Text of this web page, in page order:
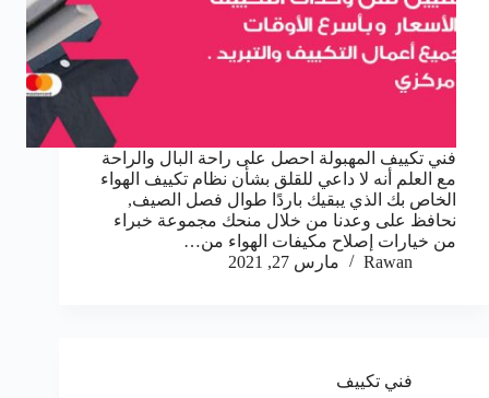
فني تكييف المهبولة احصل على راحة البال والراحة
مع العلم أنه لا داعي للقلق بشأن نظام تكييف الهواء
الخاص بك الذي يبقيك باردًا طوال فصل الصيف,
نحافظ على وعدنا من خلال منحك مجموعة خبراء
من خيارات إصلاح مكيفات الهواء من…
Rawan
مارس 27, 2021
فني تكييف